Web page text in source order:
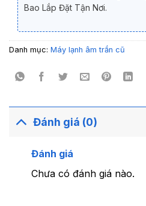
Bao Lắp Đặt Tận Nơi.
Danh mục: Máy lạnh âm trần cũ
Đánh giá (0)
Đánh giá
Chưa có đánh giá nào.